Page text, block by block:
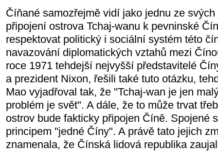
Číňané samozřejmě vidí jako jednu ze
připojení ostrova Tchaj-wanu k pevninské
respektovat politický i sociální systém této
navazování diplomatických vztahů mezi
roce 1971 tehdejší nejvyšší představitelé
a prezident Nixon, řešili také tuto otázku,
Mao vyjadřoval tak, že "Tchaj-wan je jen
problém je svět". A dále, že to může trvat
ostrov bude fakticky připojen Číně. Spojené
principem "jedné Číny". A právě tato jejich
znamenala, že Čínská lidová republika